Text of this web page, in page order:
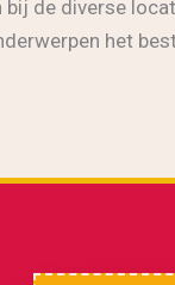
de diverse
het